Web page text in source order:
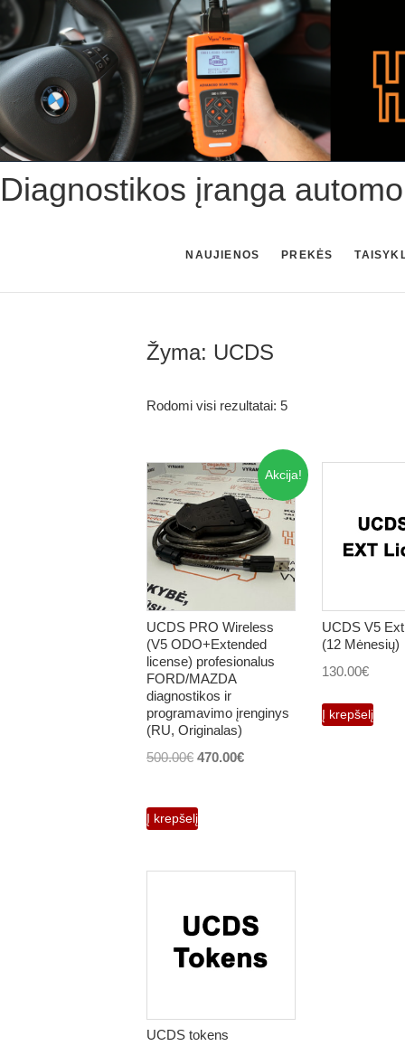
Skip
to
content
Diagnostikos įranga
NAUJIENOS PREKĖS
Žyma: UCDS
Rodomi visi rezultatai: 5
Akcija!
UCDS PRO Wireless
(V5 ODO+Extended
license) profesionalus
FORD/MAZDA
diagnostikos ir
programavimo įrenginys
(RU, Originalas)
500.00€ Original
was:
500.00€.
470.00€Current
Į krepšelį
UCDS V5
(12 Mėnesių)
130.00€
Į krepšelį
UCDS tokens